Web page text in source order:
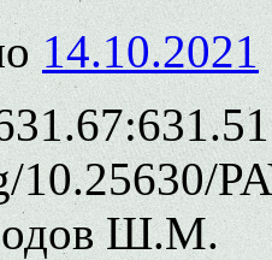
14.10.2021
Ш.М.